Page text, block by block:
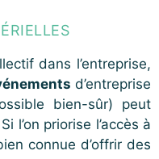
dans l’entreprise,
d’entreprise
bien-sûr) peut
l’on priorise l’accès à
connue d’offrir des